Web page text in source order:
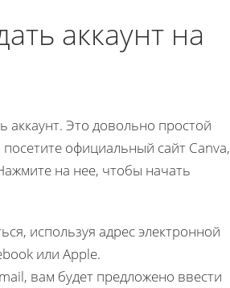
аккаунт на
аккаунт. Это довольно простой
официальный сайт Canva,
на нее, чтобы начать
используя адрес электронной
или Apple.
вам будет предложено ввести